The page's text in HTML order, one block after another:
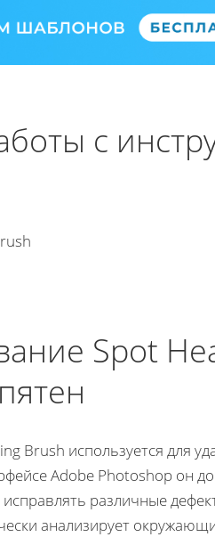
с
Spot
Brush используется для
Adobe Photoshop он
различные
анализирует